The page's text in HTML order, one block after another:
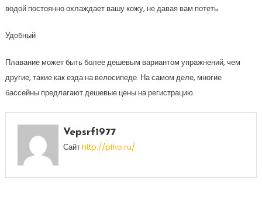
водой постоянно охлаждает вашу кожу, не давая вам потеть.
Удобный
Плавание может быть более дешевым вариантом упражнений, чем
другие, такие как езда на велосипеде. На самом деле, многие
бассейны предлагают дешевые цены на регистрацию.
Vepsrf1977
Сайтhttp://plho.ru/